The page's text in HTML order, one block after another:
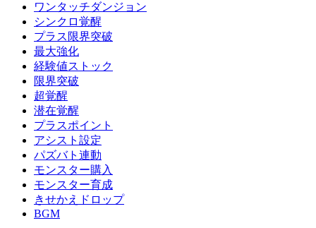
ワンタッチダンジョン
シンクロ覚醒
プラス限界突破
最大強化
経験値ストック
限界突破
超覚醒
潜在覚醒
プラスポイント
アシスト設定
パズバト連動
モンスター購入
モンスター育成
きせかえドロップ
BGM